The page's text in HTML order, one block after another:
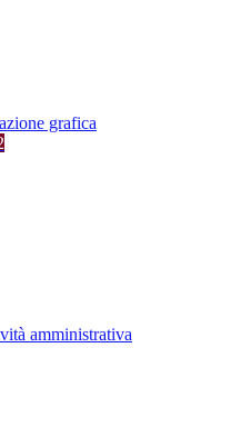
grafica
amministrativa